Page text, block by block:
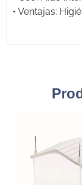
• Ventajas: